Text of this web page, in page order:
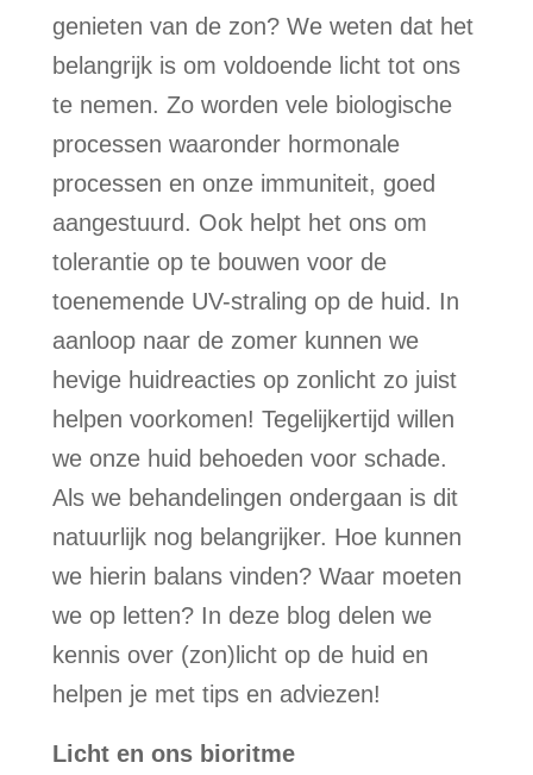
genieten van de zon? We weten dat het
belangrijk is om voldoende licht tot ons
te nemen. Zo worden vele biologische
processen waaronder hormonale
processen en onze immuniteit, goed
aangestuurd. Ook helpt het ons om
tolerantie op te bouwen voor de
toenemende UV-straling op de huid. In
aanloop naar de zomer kunnen we
hevige huidreacties op zonlicht zo juist
helpen voorkomen! Tegelijkertijd willen
we onze huid behoeden voor schade.
Als we behandelingen ondergaan is dit
natuurlijk nog belangrijker. Hoe kunnen
we hierin balans vinden? Waar moeten
we op letten? In deze blog delen we
kennis over (zon)licht op de huid en
helpen je met tips en adviezen!
Licht en ons bioritme